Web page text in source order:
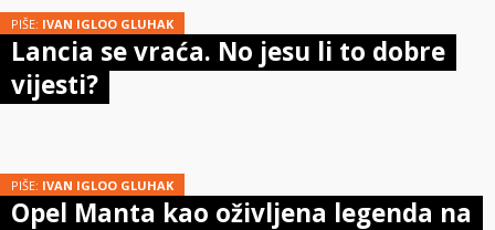
PIŠE: IVAN IGLOO GLUHAK
Lancia se vraća. No jesu li to dobre
vijesti?
PIŠE: IVAN IGLOO GLUHAK
Opel Manta kao oživljena legenda na